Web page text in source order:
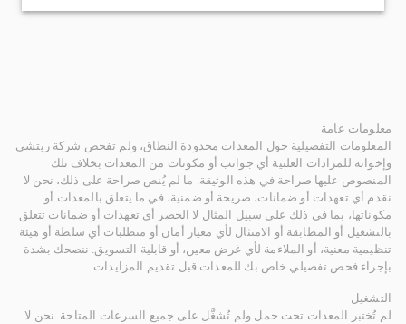
معلومات عامة
المعلومات التفصيلية حول المعدات محدودة النطاق، ولم تفحص شركة ريتشي
وإخوانه للمزادات العلنية أي جوانب أو مكونات من المعدات بخلاف تلك
المنصوص عليها صراحة في هذه الوثيقة. ما لم يُنص صراحة على ذلك، نحن لا
نقدم أي تعهدات أو ضمانات، صريحة أو ضمنية، في ما يتعلق بالمعدات أو
مكوناتها، بما في ذلك على سبيل المثال لا الحصر أي تعهدات أو ضمانات تتعلق
بالتشغيل أو المطابقة أو الامتثال لأي معيار أمان أو متطلبات أي سلطة أو هيئة
تنظيمية معنية، أو الملاءمة لأي غرض معين، أو قابلية التسويق. ننصحك بشدة
بإجراء فحص تفصيلي خاص بك للمعدات قبل تقديم المزايدات.
التشغيل
لم تُختبر المعدات تحت حمل ولم تُشغَّل على جميع السرعات المتاحة. نحن لا